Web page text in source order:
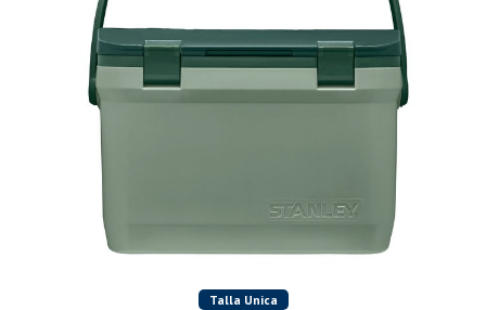
Talla Unica